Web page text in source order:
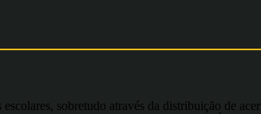
sobretudo através da distribuição de